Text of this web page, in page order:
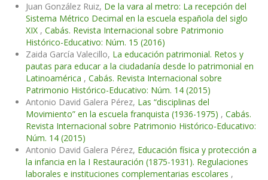
Juan González Ruiz, De la vara al metro: La recepción del
Sistema Métrico Decimal en la escuela española del siglo
XIX , Cabás. Revista Internacional sobre Patrimonio
Histórico-Educativo: Núm. 15 (2016)
Zaida García Valecillo, La educación patrimonial. Retos y
pautas para educar a la ciudadanía desde lo patrimonial en
Latinoamérica , Cabás. Revista Internacional sobre
Patrimonio Histórico-Educativo: Núm. 14 (2015)
Antonio David Galera Pérez, Las “disciplinas del
Movimiento” en la escuela franquista (1936-1975) , Cabás.
Revista Internacional sobre Patrimonio Histórico-Educativo:
Núm. 14 (2015)
Antonio David Galera Pérez, Educación física y protección a
la infancia en la I Restauración (1875-1931). Regulaciones
laborales e instituciones complementarias escolares ,